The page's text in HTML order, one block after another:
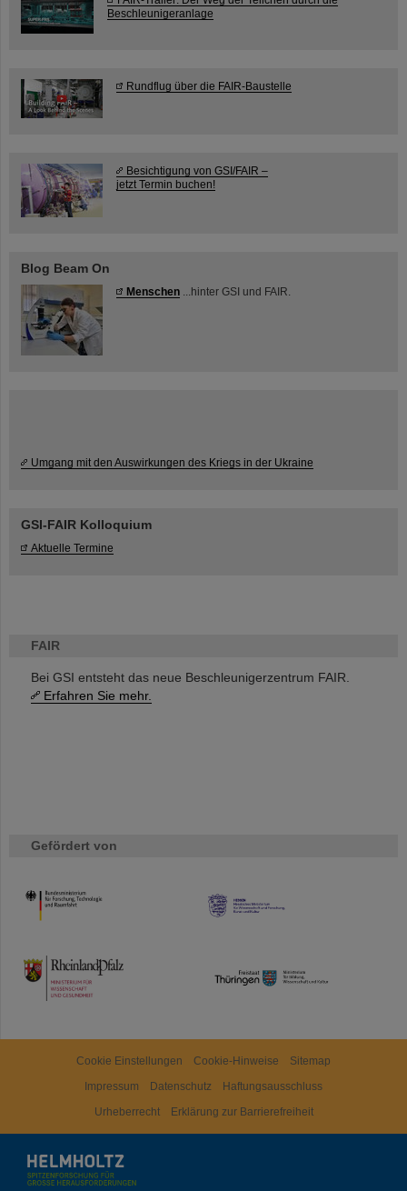
FAIR
Bei GSI entsteht das neue Beschleunigerzentrum FAIR.
Erfahren Sie mehr.
Gefördert von
HMWK
TMWWDG
Beschleunigeranlage
Rundflug über die FAIR-Baustelle
Besichtigung von GSI/FAIR –
jetzt Termin buchen!
Blog Beam On
Menschen ...hinter GSI und FAIR.
Umgang mit den Auswirkungen des Kriegs in der Ukraine
GSI-FAIR Kolloquium
Aktuelle Termine
Cookie Einstellungen Cookie-Hinweise
Sitemap
Impressum
Datenschutz
Haftungsausschluss
Urheberrecht
Erklärung zur Barrierefreiheit